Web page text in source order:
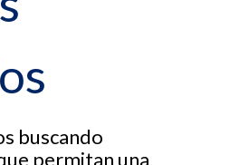
buscando
permitan una